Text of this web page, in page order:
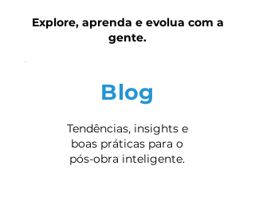
Explore, aprenda e evolua com a
gente.
Blog
Tendências, insights e
boas práticas para o
pós-obra inteligente.